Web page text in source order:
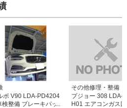
ボ V90 LDA-PD4204
検整備 ブレーキパッ
その他修理・整備
プジョー 308 LDA-
H01 エアコンガス